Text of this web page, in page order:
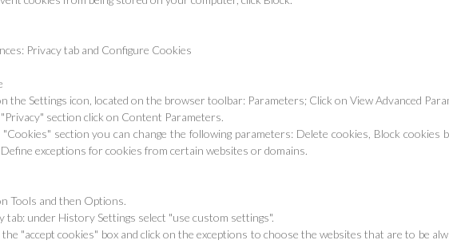
Privacy tab and Configure Cookies
the Settings icon, located on the browser toolbar: Parameters; Click on View Advanced
section click on Content Parameters.
section you can change the following parameters: Delete cookies, Block cookies
exceptions for cookies from certain websites or domains.
Tools and then Options.
tab: under History Settings select "use custom settings".
the "accept cookies" box and click on the exceptions to choose the websites that are to be